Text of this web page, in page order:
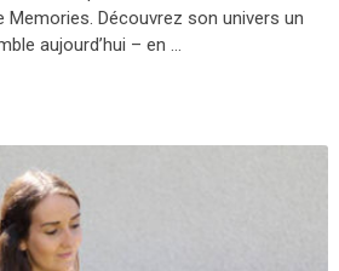
Memories. Découvrez son univers un
aujourd’hui – en …